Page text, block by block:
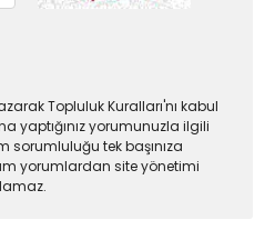
Topluluk Kuralları'nı kabul
yaptığınız yorumunuzla ilgili
tek başınıza
yorumlardan site yönetimi